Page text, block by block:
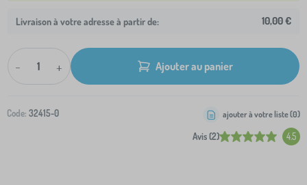
Livraison à votre adresse à partir de: 10,00 €
- + Ajouter au panier
Code: 32415-0
Avis (2) 4.5
ajouter à votre liste (0)